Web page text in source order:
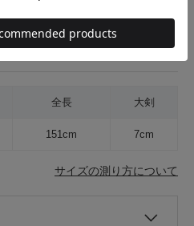
全長 大剣
151cm 7cm
サイズの測り方について